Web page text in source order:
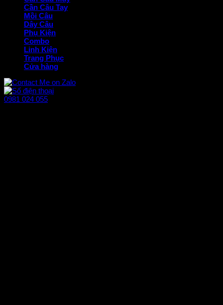
Cần Câu Tay
Mồi Câu
Dây Câu
Phụ Kiện
Combo
Linh Kiện
Trang Phục
Cửa hàng
0981 024 055